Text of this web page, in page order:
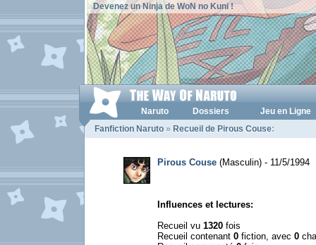
Devenez un Ninja de WoN no Kuni !
Naruto Dossiers
Jeu en Ligne
Fanfiction Naruto » Recueil de Pirous Couse:
Pirous Couse (Masculin) - 11/5/1994
Influences et lectures:
Recueil vu 1320 fois
Recueil contenant 0 fiction, avec 0